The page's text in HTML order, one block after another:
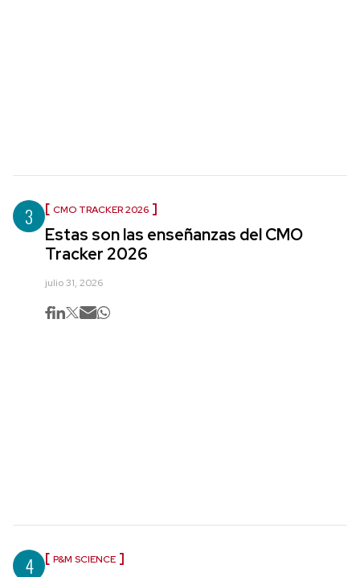
3 CMO TRACKER 2026
Estas son las enseñanzas del CMO
Tracker 2026
julio 31, 2026
4 P&M SCIENCE